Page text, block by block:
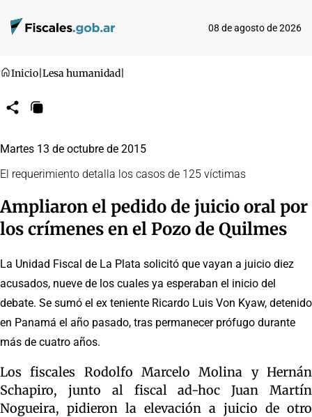
08 de agosto de 2026
Inicio Lesa humanidad
CompartirCopiar
Martes 13 de octubre de 2015
El requerimiento detalla los casos de 125 víctimas
Ampliaron el pedido de juicio oral por
los crímenes en el Pozo de Quilmes
La Unidad Fiscal de La Plata solicitó que vayan a juicio diez
acusados, nueve de los cuales ya esperaban el inicio del
debate. Se sumó el ex teniente Ricardo Luis Von Kyaw, detenido
en Panamá el año pasado, tras permanecer prófugo durante
más de cuatro años.
Los fiscales Rodolfo Marcelo Molina y Hernán
Schapiro, junto al fiscal ad-hoc Juan Martín
Nogueira, pidieron la elevación a juicio de otro